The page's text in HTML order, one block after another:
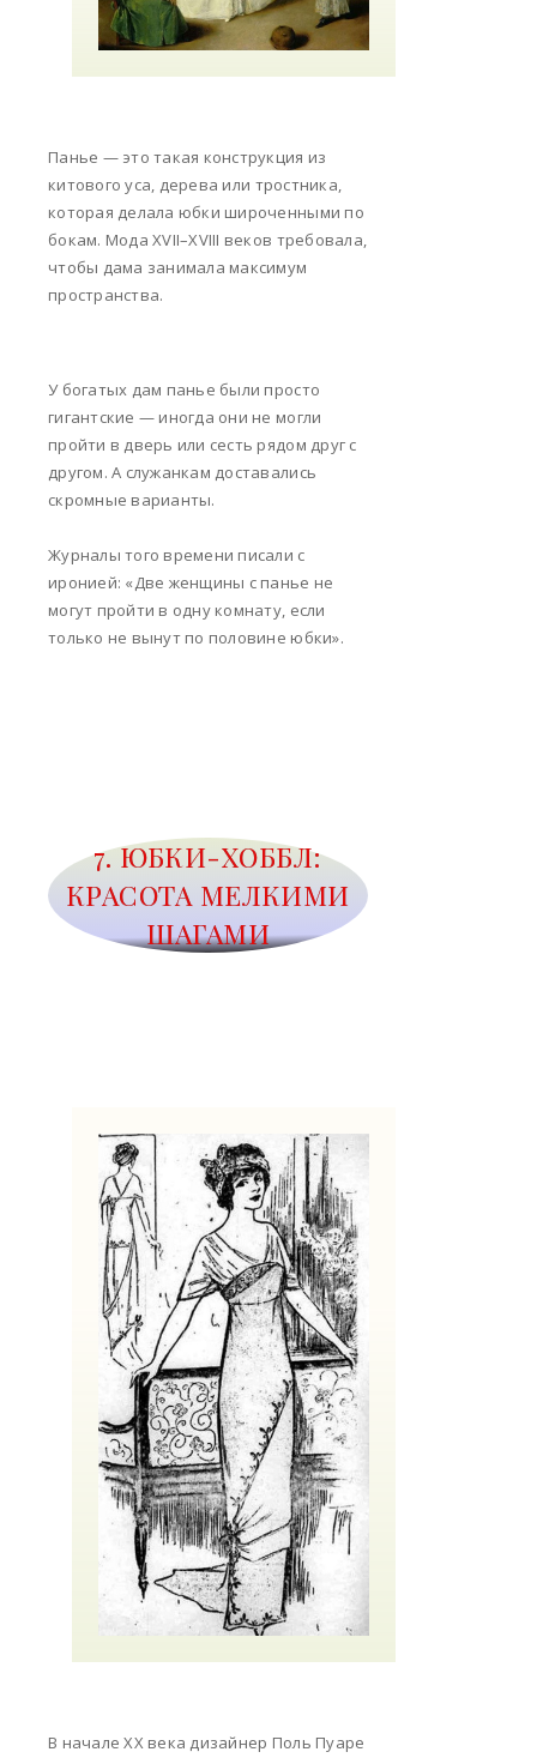
Панье — это такая конструкция из
китового уса, дерева или тростника,
которая делала юбки широченными по
бокам. Мода XVII–XVIII веков требовала,
чтобы дама занимала максимум
пространства.
У богатых дам панье были просто
гигантские — иногда они не могли
пройти в дверь или сесть рядом друг с
другом. А служанкам доставались
скромные варианты.
Журналы того времени писали с
иронией: «Две женщины с панье не
могут пройти в одну комнату, если
только не вынут по половине юбки».
7. ЮБКИ-ХОББЛ:
КРАСОТА МЕЛКИМИ
ШАГАМИ
В начале XX века дизайнер Поль Пуаре